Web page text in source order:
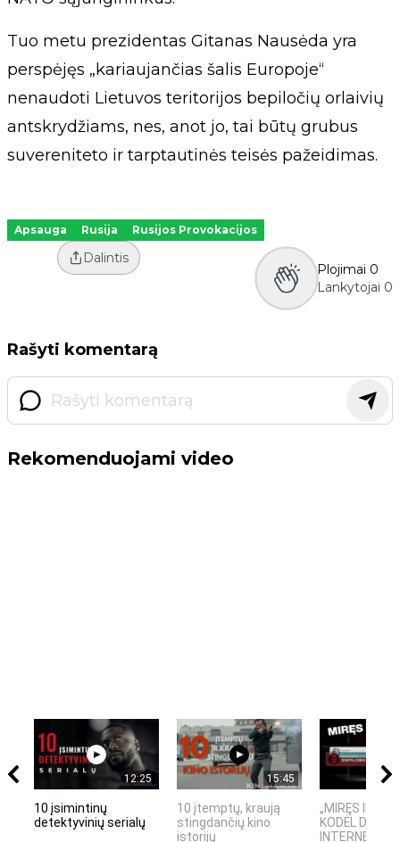
Tuo metu prezidentas Gitanas Nausėda yra
perspėjęs „kariaujančias šalis Europoje“
nenaudoti Lietuvos teritorijos bepiločių orlaivių
antskrydžiams, nes, anot jo, tai būtų grubus
suvereniteto ir tarptautinės teisės pažeidimas.
Apsauga Rusija Rusijos Provokacijos
Dalintis
Plojimai 0
Lankytojai 0
Rašyti komentarą
Rekomenduojami video
12:25
10 įsimintinų
detektyvinių serialų
15:45
10 įtemptų, kraują
stingdančių kino
istorijų
„MIRĘS
KODĖL
INTERNETO